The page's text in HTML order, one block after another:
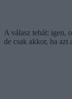
A válasz tehát: igen,
de csak akkor, ha azt